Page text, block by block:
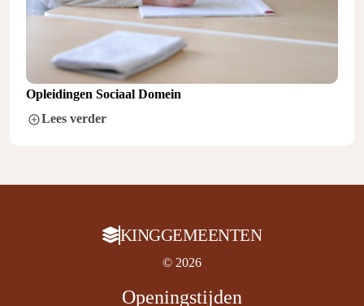
Opleidingen Sociaal Domein
Lees verder
KINGGEMEENTEN
© 2026
Openingstijden